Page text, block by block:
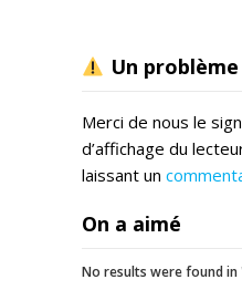
Un
Merci de nous le
d’affichage du
laissant un
On a aimé
No results were found